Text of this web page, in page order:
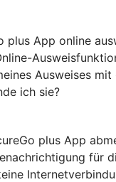
plus App online
Ausweises
ich sie?
plus App
für